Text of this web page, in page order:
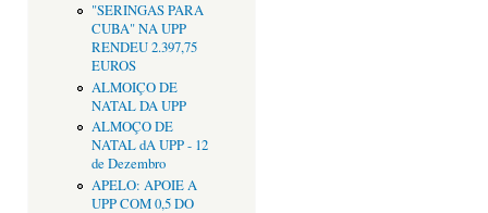
"SERINGAS PARA
CUBA" NA UPP
RENDEU 2.397,75
EUROS
ALMOIÇO DE
NATAL DA UPP
ALMOÇO DE
NATAL dA UPP - 12
de Dezembro
APELO: APOIE A
UPP COM 0,5 DO